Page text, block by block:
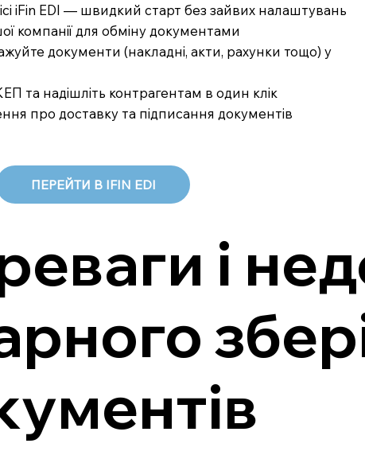
iFin EDI — швидкий старт без зайвих налаштувань
компанії для обміну документами
документи (накладні, акти, рахунки тощо) у
та надішліть контрагентам в один клік
про доставку та підписання документів
ПЕРЕЙТИ В IFIN EDI
і